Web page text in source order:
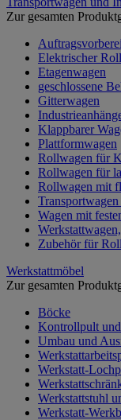
Zur gesamten
Elektrischer
Etagenwagen
geschlossene
Gitterwagen
Klappbarer
Plattformwagen
Rollwagen für
Rollwagen für
Rollwagen mit
Wagen mit
Zubehör für
Werkstattmöbel
Zur gesamten
Böcke
Kontrollpult
Umbau und
Werkstatt-
Werkstattstuhl
Werkstatt-